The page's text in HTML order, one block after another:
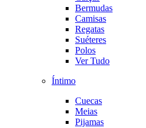
Bermudas
Camisas
Regatas
Suéteres
Polos
Ver Tudo
Íntimo
Cuecas
Meias
Pijamas